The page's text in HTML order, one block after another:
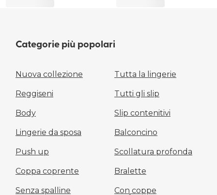
Categorie più popolari
Nuova collezione Tutta la lingerie
Reggiseni Tutti gli slip
Body Slip contenitivi
Lingerie da sposa Balconcino
Push up Scollatura profonda
Coppa coprente Bralette
Senza spalline
Con coppe